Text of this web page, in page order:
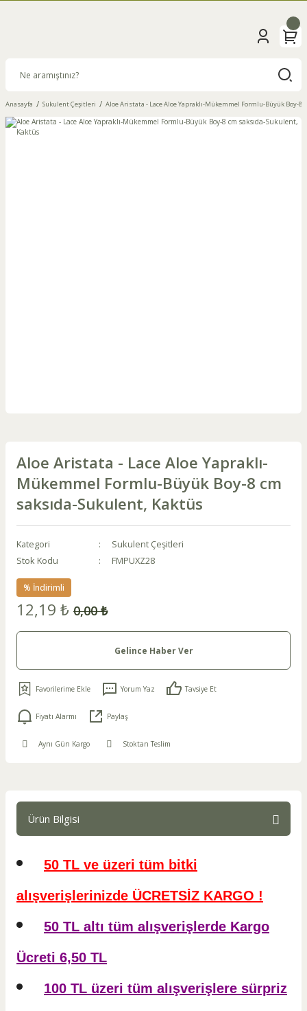
Anasayfa Sukulent Çeşitleri Aloe Aristata - Lace Aloe Yapraklı-Mükemmel Formlu-Büyük Boy-8
Aloe Aristata - Lace Aloe Yapraklı-
Mükemmel Formlu-Büyük Boy-8 cm
saksıda-Sukulent, Kaktüs
Kategori
Sukulent Çeşitleri
Stok Kodu
FMPUXZ28
% İndirimli
12,19 ₺ 0,00 ₺
Gelince Haber Ver
Yorum Yaz Tavsiye Et
Fiyatı Alarmı Paylaş
Aynı Gün Kargo Stoktan Teslim
Ürün Bilgisi
50 TL ve üzeri tüm bitki
alışverişlerinizde ÜCRETSİZ KARGO !
50 TL altı tüm alışverişlerde Kargo
Ücreti 6,50 TL
100 TL üzeri tüm alışverişlere sürpriz